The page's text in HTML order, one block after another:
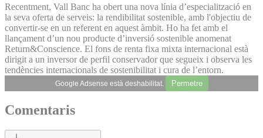
Recentment, Vall Banc ha obert una nova línia d’especialització en
la seva oferta de serveis: la rendibilitat sostenible, amb l'objectiu de
convertir-se en un referent en aquest àmbit. Ho ha fet amb el
llançament d’un nou producte d’inversió sostenible anomenat
Return&Conscience. El fons de renta fixa mixta internacional està
dirigit a un inversor de perfil conservador que segueix i observa les
tendències internacionals de sostenibilitat i cura de l’entorn.
Google Adsense està deshabilitat. Permetre
Comentaris